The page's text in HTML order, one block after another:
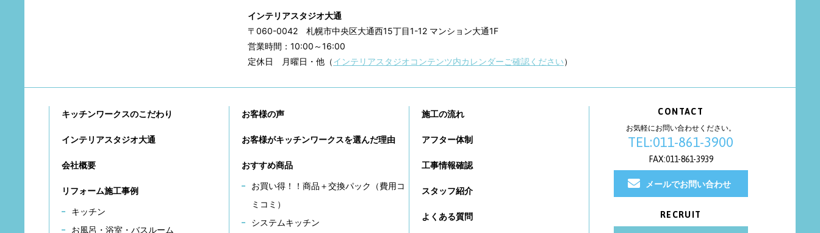
インテリアスタジオ大通
〒060-0042 札幌市中央区大通西15丁目1-12 マンション大通1F
営業時間：10:00～16:00
定休日 月曜日・他（インテリアスタジオコンテンツ内カレンダーご確認ください）
キッチンワークスのこだわり
インテリアスタジオ大通
会社概要
リフォーム施工事例
キッチン
お風呂・浴室・バスルーム
お客様の声
お客様がキッチンワークスを選んだ理由
おすすめ商品
お買い得！！商品＋交換パック（費用コ
ミコミ）
システムキッチン
施工の流れ
アフター体制
工事情報確認
スタッフ紹介
よくある質問
CONTACT
お気軽にお問い合わせください。
TEL:011-861-3900
FAX:011-861-3939
メールでお問い合わせ
RECRUIT